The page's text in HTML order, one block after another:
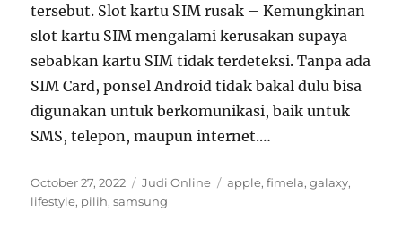
tersebut. Slot kartu SIM rusak – Kemungkinan
slot kartu SIM mengalami kerusakan supaya
sebabkan kartu SIM tidak terdeteksi. Tanpa ada
SIM Card, ponsel Android tidak bakal dulu bisa
digunakan untuk berkomunikasi, baik untuk
SMS, telepon, maupun internet.…
Posted
on
October 27, 2022 Categories
Judi Online Tags
apple,fimela,galaxy,
lifestyle, pilih,samsung